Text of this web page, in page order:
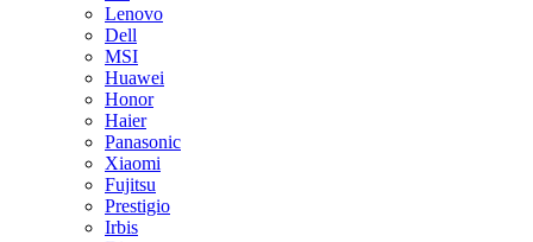
Lenovo
Dell
MSI
Huawei
Honor
Haier
Panasonic
Xiaomi
Fujitsu
Prestigio
Irbis